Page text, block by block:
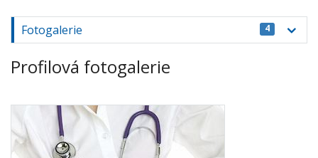
Fotogalerie 4
Profilová fotogalerie